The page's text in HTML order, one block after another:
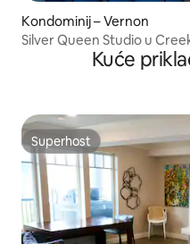
Kondominij – Vernon
Silver Queen Studio u
Kuće
Superhost
Superhost